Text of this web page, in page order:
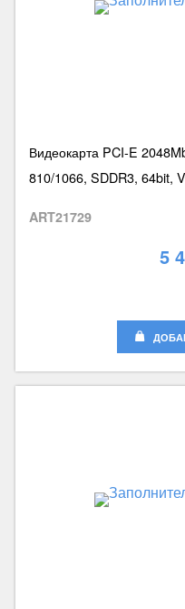
Видеокарта PCI-E
810/1066, SDDR3, 64bit,
ART21729
5